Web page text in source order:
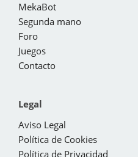
MekaBot
Segunda mano
Foro
Juegos
Contacto
Legal
Aviso Legal
Política de Cookies
Política de Privacidad